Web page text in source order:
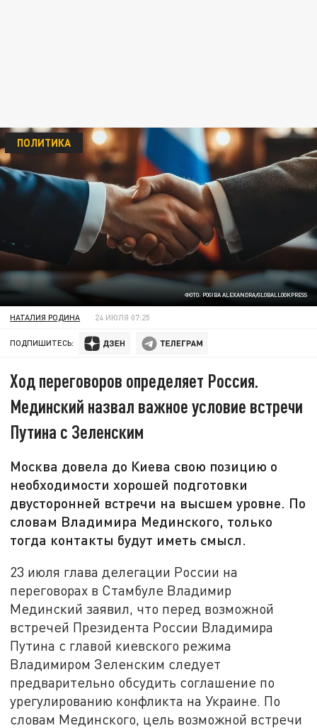
ФОТО: POGIBA ALEXANDRA/GLOBALLOOKPRESS
ПОЛИТИКА
НАТАЛИЯ РОДИНА 24 ИЮЛЯ 07:25
ПОДПИШИТЕСЬ:
Ход переговоров определяет Россия.
Мединский назвал важное условие встречи
Путина с Зеленским
Москва довела до Киева свою позицию о
необходимости хорошей подготовки
двусторонней встречи на высшем уровне. По
словам Владимира Мединского, только
тогда контакты будут иметь смысл.
23 июля глава делегации России на
переговорах в Стамбуле Владимир
Мединский заявил, что перед возможной
встречей Президента России Владимира
Путина с главой киевского режима
Владимиром Зеленским следует
предварительно обсудить соглашение по
урегулированию конфликта на Украине. По
словам Мединского, цель возможной встречи